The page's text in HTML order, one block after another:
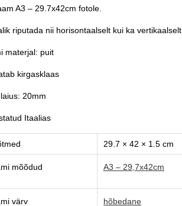
A3 – 29.7x42cm fotole.
riputada nii horisontaalselt kui ka vertikaalselt.
materjal: puit
kirgasklaas
20mm
Itaalias
29.7 × 42 × 1.5 cm
mõõdud A3 – 29,7x42cm
värv hõbedane